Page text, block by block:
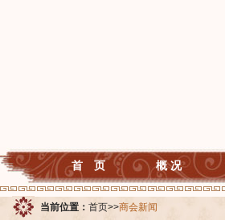
首 页 概 况
当前位置： 首页>>商会新闻